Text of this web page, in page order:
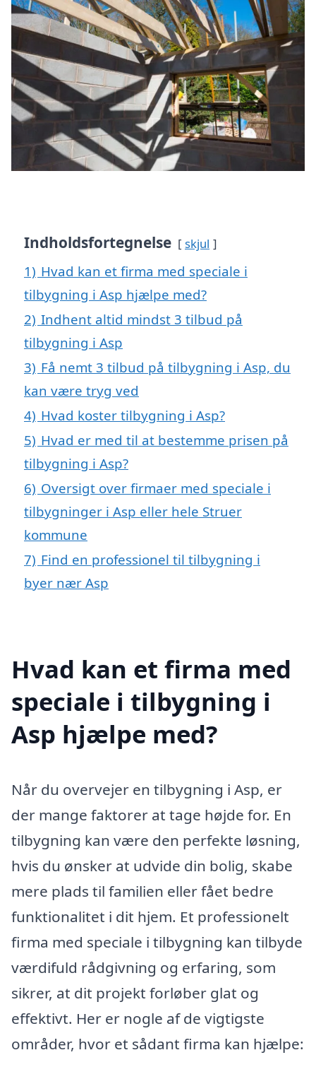
Indholdsfortegnelse skjul
1) Hvad kan et firma med speciale i
tilbygning i Asp hjælpe med?
2) Indhent altid mindst 3 tilbud på
tilbygning i Asp
3) Få nemt 3 tilbud på tilbygning i Asp, du
kan være tryg ved
4) Hvad koster tilbygning i Asp?
5) Hvad er med til at bestemme prisen på
tilbygning i Asp?
6) Oversigt over firmaer med speciale i
tilbygninger i Asp eller hele Struer
kommune
7) Find en professionel til tilbygning i
byer nær Asp
Hvad kan et firma med
speciale i tilbygning i
Asp hjælpe med?
Når du overvejer en tilbygning i Asp, er
der mange faktorer at tage højde for. En
tilbygning kan være den perfekte løsning,
hvis du ønsker at udvide din bolig, skabe
mere plads til familien eller fået bedre
funktionalitet i dit hjem. Et professionelt
firma med speciale i tilbygning kan tilbyde
værdifuld rådgivning og erfaring, som
sikrer, at dit projekt forløber glat og
effektivt. Her er nogle af de vigtigste
områder, hvor et sådant firma kan hjælpe: